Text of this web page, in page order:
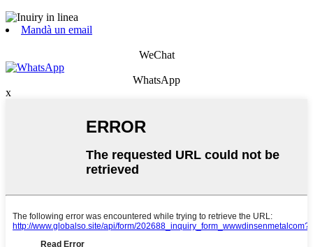
Mandà un email
WeChat
WhatsApp
x